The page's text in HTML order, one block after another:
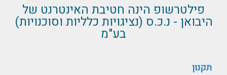
פילטרשופ הינה חטיבת האינטרנט של
היבואן - נ.כ.ס (נציגויות כלליות וסוכנויות)
בע"מ
תקנון